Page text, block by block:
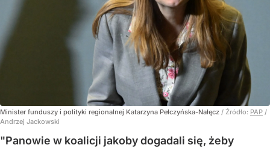
Minister funduszy i polityki regionalnej Katarzyna Pełczyńska-Nałęcz / Źródło: PAP /
Andrzej Jackowski
"Panowie w koalicji jakoby dogadali się, żeby